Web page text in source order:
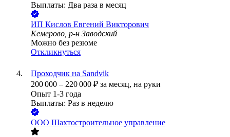
Выплаты: Два раза в месяц
ИП Кислов Евгений Викторович
Кемерово, р-н Заводский
Можно без резюме
Откликнуться
Проходчик на Sandvik
200 000 – 220 000 ₽ за месяц, на руки
Опыт 1-3 года
Выплаты: Раз в неделю
ООО Шахтостроительное управление